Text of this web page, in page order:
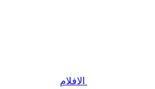
الافلام